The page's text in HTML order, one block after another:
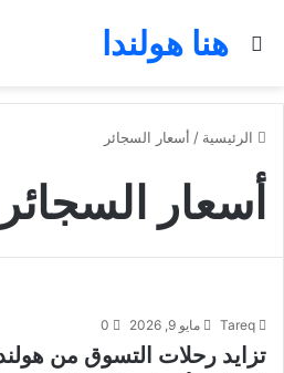
هنا هولندا
بحث عن
الرئيسية / أسعار السجائر
أسعار السجائر
Tareq مايو 9, 2026 0
تزايد رحلات التسوق من